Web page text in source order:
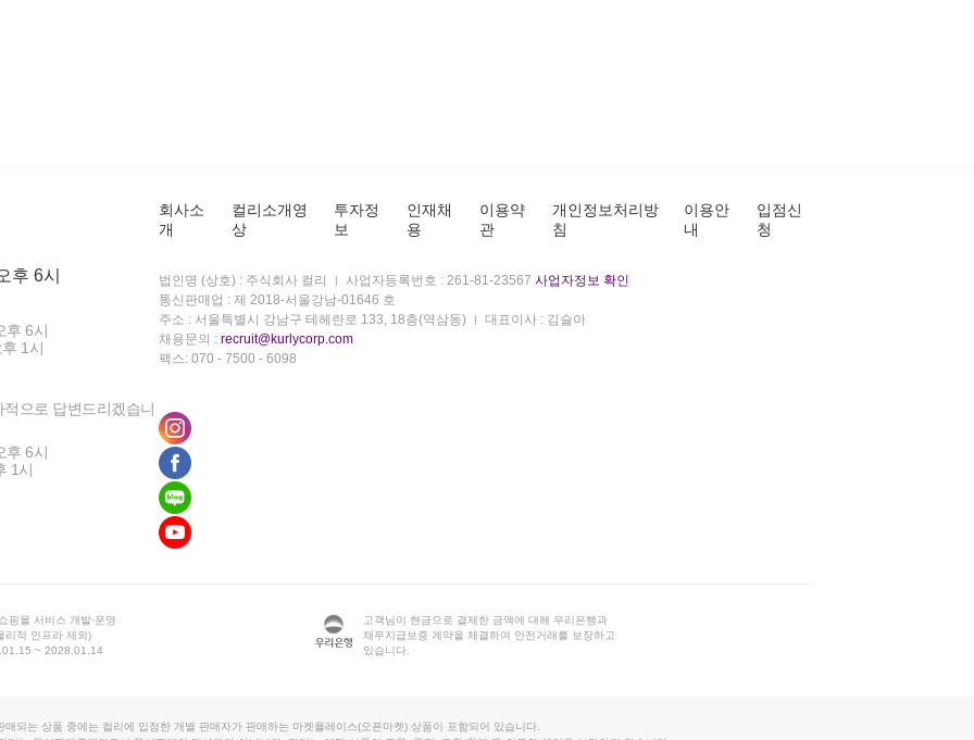
후 6시
후 6시
1시
으로 답변드리겠습니
후 6시
1시
회사소
개
컬리소개영
상
투자정
보
인재채
용
이용약
관
개인정보처리방
침
이용안
내
입점신
청
법인명 (상호) : 주식회사 컬리 사업자등록번호 : 261-81-23567 사업자정보 확인
통신판매업 : 제 2018-서울강남-01646 호
주소 : 서울특별시 강남구 테헤란로 133, 18층(역삼동)
대표이사 : 김슬아
채용문의 : recruit@kurlycorp.com
팩스: 070 - 7500 - 6098
핑몰 서비스 개발·운영
리적 인프라 제외)
~ 2028.01.14
고객님이 현금으로 결제한 금액에 대해 우리은행과
채무지급보증 계약을 체결하여 안전거래를 보장하고
있습니다.
매되는 상품 중에는 컬리에 입점한 개별 판매자가 판매하는 마켓플레이스(오픈마켓) 상품이 포함되어 있습니다.